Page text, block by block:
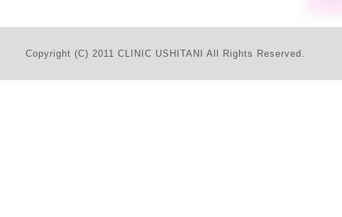
Copyright (C) 2011 CLINIC USHITANI All Rights Reserved.